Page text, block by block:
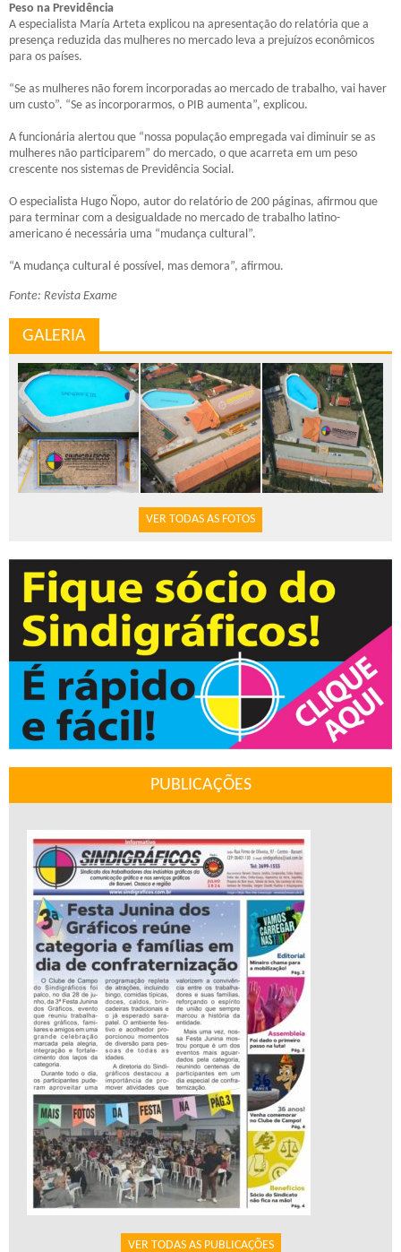
Peso na Previdência
A especialista María Arteta explicou na apresentação do relatória que a
presença reduzida das mulheres no mercado leva a prejuízos econômicos
para os países.
“Se as mulheres não forem incorporadas ao mercado de trabalho, vai haver
um custo”. “Se as incorporarmos, o PIB aumenta”, explicou.
A funcionária alertou que “nossa população empregada vai diminuir se as
mulheres não participarem” do mercado, o que acarreta em um peso
crescente nos sistemas de Previdência Social.
O especialista Hugo Ñopo, autor do relatório de 200 páginas, afirmou que
para terminar com a desigualdade no mercado de trabalho latino-
americano é necessária uma “mudança cultural”.
“A mudança cultural é possível, mas demora”, afirmou.
Fonte: Revista Exame
GALERIA
VER TODAS AS FOTOS
PUBLICAÇÕES
VER TODAS AS PUBLICAÇÕES